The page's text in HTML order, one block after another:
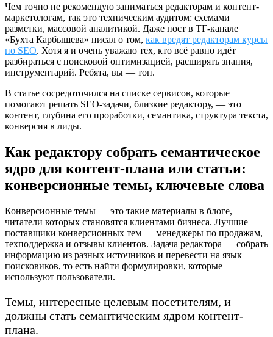
Чем точно не рекомендую заниматься редакторам и контент-
маркетологам, так это техническим аудитом: схемами
разметки, массовой аналитикой. Даже пост в ТГ-канале
«Бухта Карбышева» писал о том, как вредят редакторам курсы
по SEO. Хотя я и очень уважаю тех, кто всё равно идёт
разбираться с поисковой оптимизацией, расширять знания,
инструментарий. Ребята, вы — топ.
В статье сосредоточился на списке сервисов, которые
помогают решать SEO-задачи, близкие редактору, — это
контент, глубина его проработки, семантика, структура текста,
конверсия в лиды.
Как редактору собрать семантическое
ядро для контент-плана или статьи:
конверсионные темы, ключевые слова
Конверсионные темы — это такие материалы в блоге,
читатели которых становятся клиентами бизнеса. Лучшие
поставщики конверсионных тем — менеджеры по продажам,
техподдержка и отзывы клиентов. Задача редактора — собрать
информацию из разных источников и перевести на язык
поисковиков, то есть найти формулировки, которые
используют пользователи.
Темы, интересные целевым посетителям, и
должны стать семантическим ядром контент-
плана.